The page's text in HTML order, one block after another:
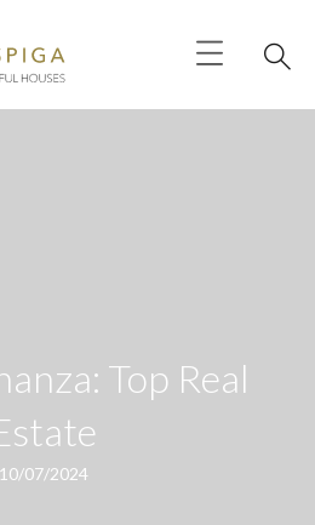
Top Real
10/07/2024